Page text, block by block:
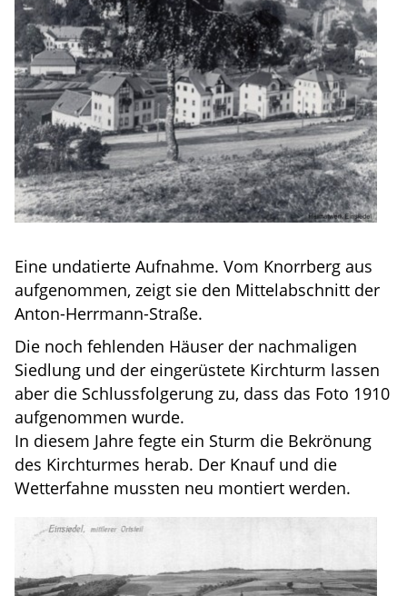
Eine undatierte Aufnahme. Vom Knorrberg aus
aufgenommen, zeigt sie den Mittelabschnitt der
Anton-Herrmann-Straße.
Die noch fehlenden Häuser der nachmaligen
Siedlung und der eingerüstete Kirchturm lassen
aber die Schlussfolgerung zu, dass das Foto 1910
aufgenommen wurde.
In diesem Jahre fegte ein Sturm die Bekrönung
des Kirchturmes herab. Der Knauf und die
Wetterfahne mussten neu montiert werden.